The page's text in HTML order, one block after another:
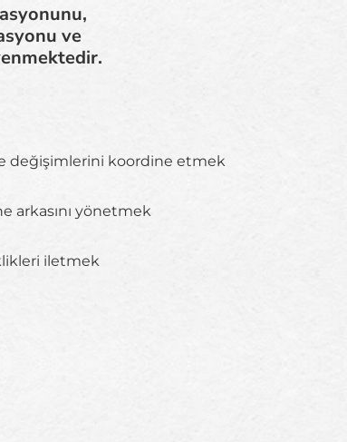
ve
değişimlerini koordine etmek
arkasını yönetmek
iletmek